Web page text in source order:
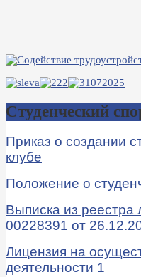
Студенческий
Приказ о создании
клубе
Положение о
Выписка из
00228391 от
Лицензия на
деятельности 1